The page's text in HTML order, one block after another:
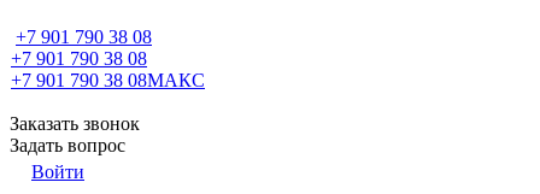
+7 901 790 38 08
+7 901 790 38 08
+7 901 790 38 08МАКС
Заказать звонок
Задать вопрос
Войти